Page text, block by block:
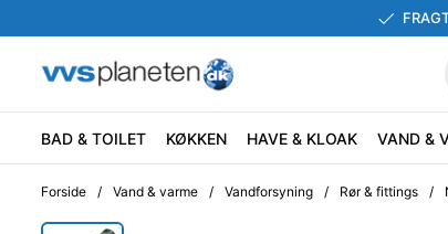
BAD & TOILET KØKKEN HAVE & KLOAK VAND &
Forside / Vand & varme / Vandforsyning / Rør & fittings /